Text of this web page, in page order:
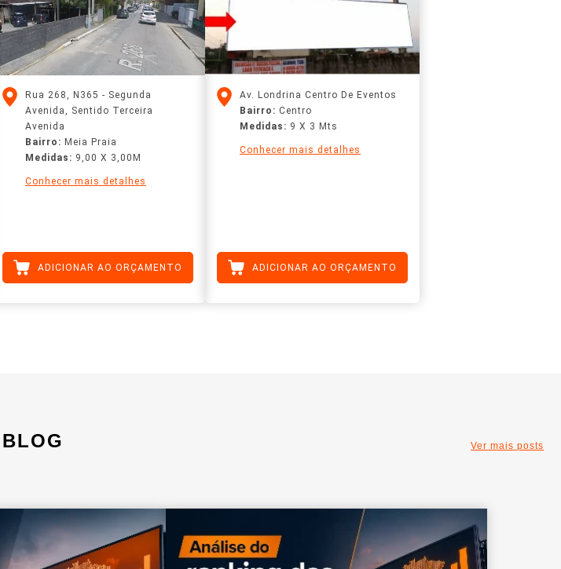
Rua 268, N365 ‑ Segunda
Avenida, Sentido Terceira
Avenida
Bairro: Meia Praia
Medidas: 9,00 X 3,00M
Conhecer mais detalhes
ADICIONAR AO ORÇAMENTO
Av. Londrina Centro De Eventos
Bairro: Centro
Medidas: 9 X 3 Mts
Conhecer mais detalhes
ADICIONAR AO ORÇAMENTO
BLOG Ver mais posts